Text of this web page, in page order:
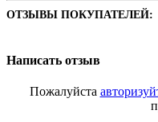
ОТЗЫВЫ ПОКУПАТЕЛЕЙ:
Написать отзыв
Пожалуйста